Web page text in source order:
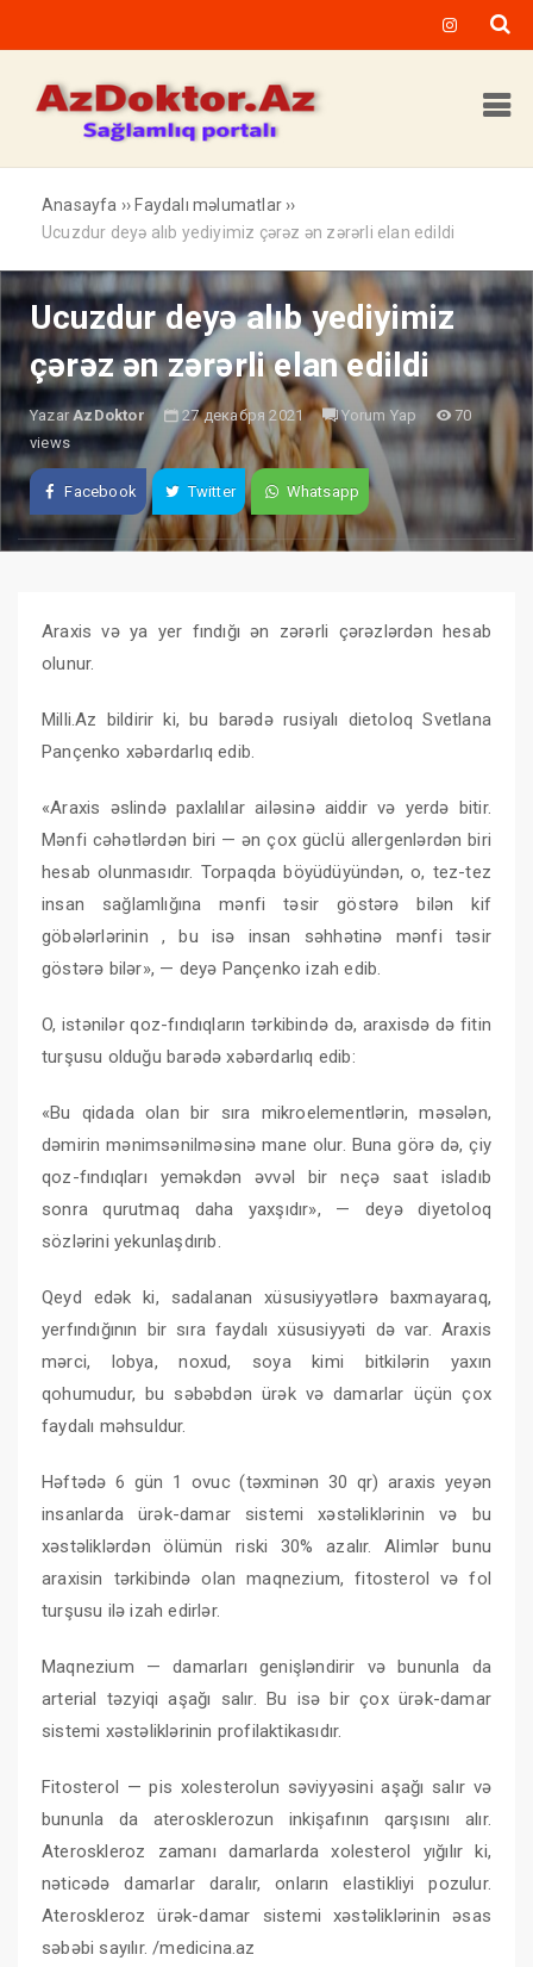
Anasayfa ›› Faydalı məlumatlar ››
Ucuzdur deyə alıb yediyimiz çərəz ən zərərli elan edildi
Ucuzdur deyə alıb yediyimiz
çərəz ən zərərli elan edildi
YazarAzDoktor 27 декабря 2021 Yorum Yap
70
views
Facebook Twitter Whatsapp
Araxis və ya yer fındığı ən zərərli çərəzlərdən hesab
olunur.
Milli.Az bildirir ki, bu barədə rusiyalı dietoloq Svetlana
Pançenko xəbərdarlıq edib.
«Araxis əslində paxlalılar ailəsinə aiddir və yerdə bitir.
Mənfi cəhətlərdən biri — ən çox güclü allergenlərdən biri
hesab olunmasıdır. Torpaqda böyüdüyündən, o, tez-tez
insan sağlamlığına mənfi təsir göstərə bilən kif
göbələrlərinin , bu isə insan səhhətinə mənfi təsir
göstərə bilər», — deyə Pançenko izah edib.
O, istənilər qoz-fındıqların tərkibində də, araxisdə də fitin
turşusu olduğu barədə xəbərdarlıq edib:
«Bu qidada olan bir sıra mikroelementlərin, məsələn,
dəmirin mənimsənilməsinə mane olur. Buna görə də, çiy
qoz-fındıqları yeməkdən əvvəl bir neçə saat isladıb
sonra qurutmaq daha yaxşıdır», — deyə diyetoloq
sözlərini yekunlaşdırıb.
Qeyd edək ki, sadalanan xüsusiyyətlərə baxmayaraq,
yerfındığının bir sıra faydalı xüsusiyyəti də var. Araxis
mərci, lobya, noxud, soya kimi bitkilərin yaxın
qohumudur, bu səbəbdən ürək və damarlar üçün çox
faydalı məhsuldur.
Həftədə 6 gün 1 ovuc (təxminən 30 qr) araxis yeyən
insanlarda ürək-damar sistemi xəstəliklərinin və bu
xəstəliklərdən ölümün riski 30% azalır. Alimlər bunu
araxisin tərkibində olan maqnezium, fitosterol və fol
turşusu ilə izah edirlər.
Maqnezium — damarları genişləndirir və bununla da
arterial təzyiqi aşağı salır. Bu isə bir çox ürək-damar
sistemi xəstəliklərinin profilaktikasıdır.
Fitosterol — pis xolesterolun səviyyəsini aşağı salır və
bununla da aterosklerozun inkişafının qarşısını alır.
Ateroskleroz zamanı damarlarda xolesterol yığılır ki,
nəticədə damarlar daralır, onların elastikliyi pozulur.
Ateroskleroz ürək-damar sistemi xəstəliklərinin əsas
səbəbi sayılır. /medicina.az